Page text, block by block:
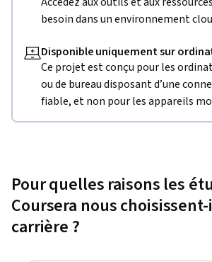
besoin dans un environnement
Disponible uniquement sur
Ce projet est conçu pour les
ou de bureau disposant d’une
fiable, et non pour les appareils
Pour quelles raisons les
Coursera nous
carrière ?